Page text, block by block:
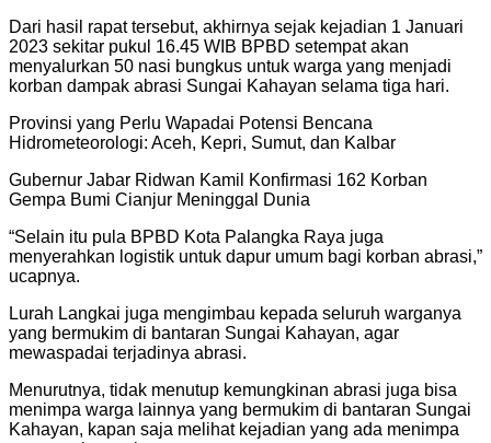
Dari hasil rapat tersebut, akhirnya sejak kejadian 1 Januari
2023 sekitar pukul 16.45 WIB BPBD setempat akan
menyalurkan 50 nasi bungkus untuk warga yang menjadi
korban dampak abrasi Sungai Kahayan selama tiga hari.
Provinsi yang Perlu Wapadai Potensi Bencana
Hidrometeorologi: Aceh, Kepri, Sumut, dan Kalbar
Gubernur Jabar Ridwan Kamil Konfirmasi 162 Korban
Gempa Bumi Cianjur Meninggal Dunia
“Selain itu pula BPBD Kota Palangka Raya juga
menyerahkan logistik untuk dapur umum bagi korban abrasi,”
ucapnya.
Lurah Langkai juga mengimbau kepada seluruh warganya
yang bermukim di bantaran Sungai Kahayan, agar
mewaspadai terjadinya abrasi.
Menurutnya, tidak menutup kemungkinan abrasi juga bisa
menimpa warga lainnya yang bermukim di bantaran Sungai
Kahayan, kapan saja melihat kejadian yang ada menimpa